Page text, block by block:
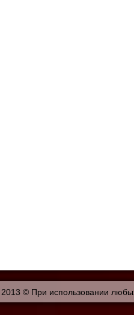
2013 © При использовании